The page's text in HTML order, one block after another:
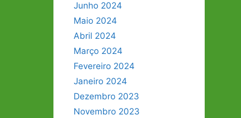
Junho 2024
Maio 2024
Abril 2024
Março 2024
Fevereiro 2024
Janeiro 2024
Dezembro 2023
Novembro 2023